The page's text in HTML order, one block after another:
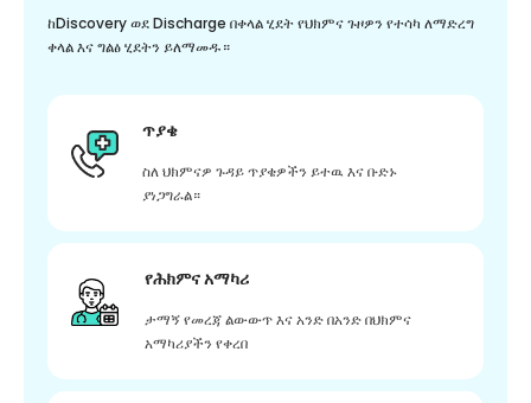
ከDiscovery ወደ Discharge በቀላል ሂደት የህክምና ጉዞዎን የተሳካ ለማድረግ
ቀላል እና ግልፅ ሂደትን ይለማመዱ።
ጥያቄ
ስለ ህክምናዎ ጉዳይ ጥያቄዎችን ይተዉ እና ቡድኑ
ያነጋግራል።
የሕክምና አማካሪ
ታማኝ የመረጃ ልውውጥ እና አንድ በአንድ በህክምና
አማካሪያችን የቀረበ